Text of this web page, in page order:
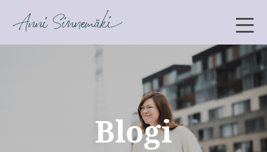
ANNI SINNEMÄKI
Blogi